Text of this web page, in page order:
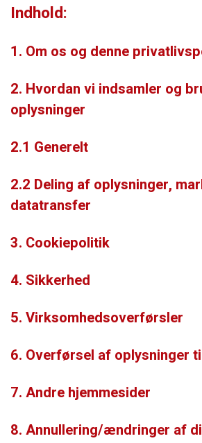
Indhold:
1. Om os og denne
2. Hvordan vi indsamler og
oplysninger
2.1 Generelt
2.2 Deling af oplysninger,
datatransfer
3. Cookiepolitik
4. Sikkerhed
5. Virksomhedsoverførsler
6. Overførsel af oplysninger
7. Andre hjemmesider
8. Annullering/ændringer af